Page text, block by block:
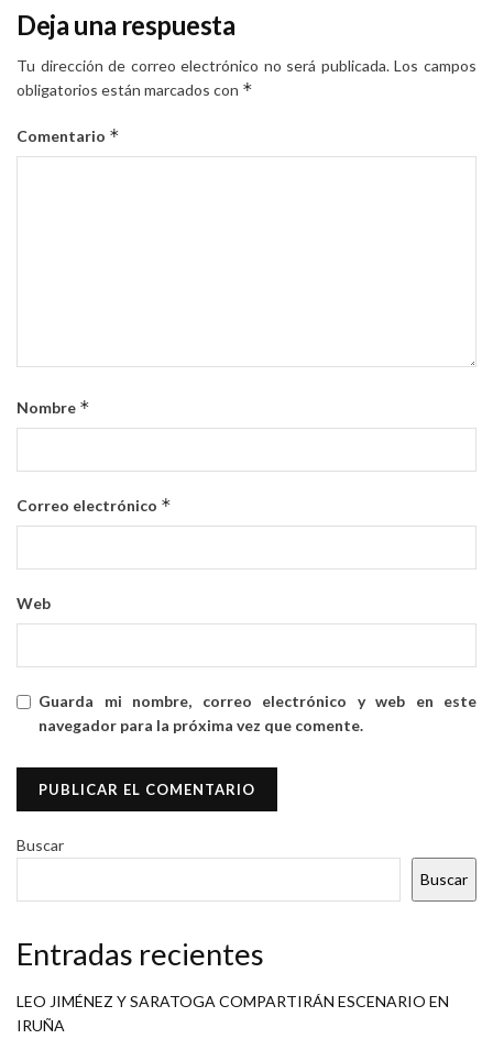
Deja una respuesta
Tu dirección de correo electrónico no será publicada. Los campos
obligatorios están marcados con *
Comentario *
Nombre *
Correo electrónico *
Web
Guarda mi nombre, correo electrónico y web en este
navegador para la próxima vez que comente.
Buscar
Buscar
Entradas recientes
LEO JIMÉNEZ Y SARATOGA COMPARTIRÁN ESCENARIO EN
IRUÑA